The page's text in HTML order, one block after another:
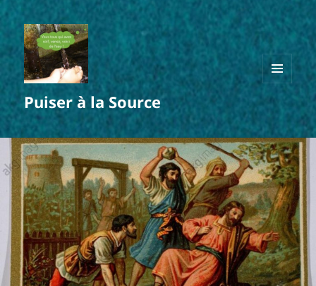
Puiser à la Source
MENU
ET
WIDGETS